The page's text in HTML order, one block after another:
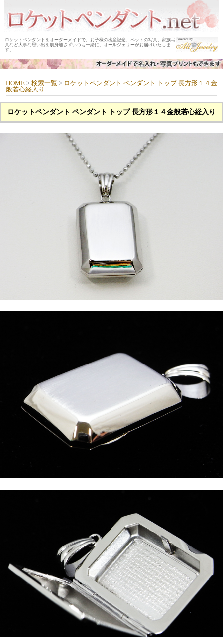
ロケットペンダントをオーダーメイドで。お子様の出産記念、ペットの写真、家族写
真など大事な思い出を肌身離さずいつも一緒に。オールジェリーがお届けいたしま
す。
HOME > 検索一覧 > ロケットペンダント ペンダント トップ 長方形１４金
般若心経入り
ロケットペンダント ペンダント トップ 長方形１４金般若心経入り